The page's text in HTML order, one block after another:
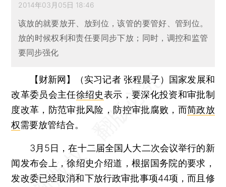
2014年03月05日 18:46
该放的就要放开、放到位，该管的要管好、管到位。
放的时候权利和责任要同步下放；同时，调控和监管
要同步强化
【财新网】（实习记者 张程晨子） 国家发展和
改革委员会主任徐绍史表示，要深化投资和审批制
度改革，防范审批风险，防控审批腐败，而简政放
权需要放管结合。
3月5日，在十二届全国人大二次会议举行的新
闻发布会上，徐绍史介绍道，根据国务院的要求，
发改委已经取消和下放行政审批事项44项，而且修